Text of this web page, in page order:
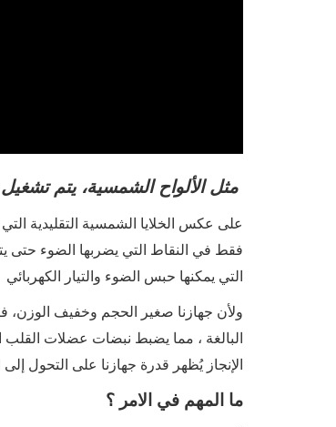
مثل الألواح الشمسية، يتم
على عكس الخلايا الشمسية التقليدية
فقط في النقاط التي يضربها الضوء حتى
التي يمكنها حبس الضوء والتيار
ولأن جهازنا صغير الحجم وخفيف الوزن،
البالغة ، مما يضبط نبضات عضلات القلب
الإنجاز يُظهر قدرة جهازنا على التحول إلى
ما المهم في الامر ؟